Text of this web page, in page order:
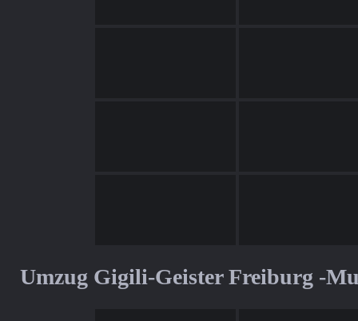
Umzug Gigili-Geister Freiburg -